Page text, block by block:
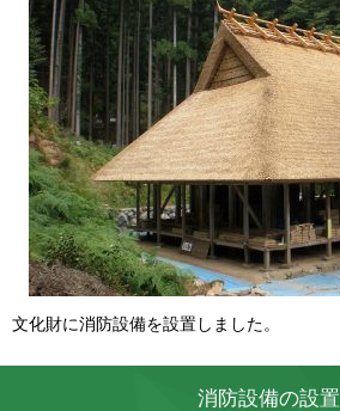
文化財に消防設備を設置しました。
消防設備の設置